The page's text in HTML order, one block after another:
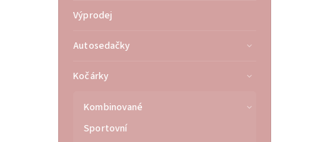
Výprodej
Autosedačky
Kočárky
Kombinované
Sportovní